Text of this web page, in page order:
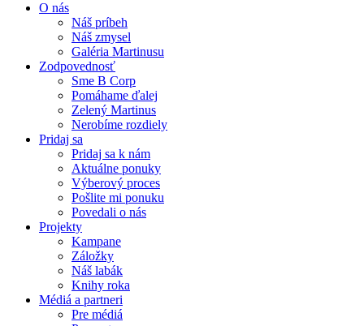
O nás
Náš príbeh
Náš zmysel
Galéria Martinusu
Zodpovednosť
Sme B Corp
Pomáhame ďalej
Zelený Martinus
Nerobíme rozdiely
Pridaj sa
Pridaj sa k nám
Aktuálne ponuky
Výberový proces
Pošlite mi ponuku
Povedali o nás
Projekty
Kampane
Záložky
Náš labák
Knihy roka
Médiá a partneri
Pre médiá